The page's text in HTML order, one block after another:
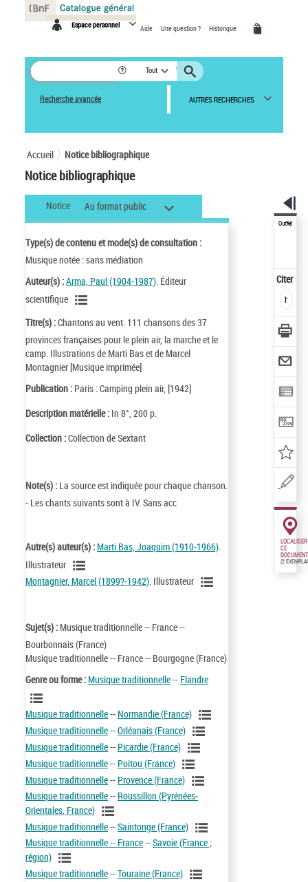
Espace personnel Aide Une question ? Historique
Tout
Recherche avancée AUTRES RECHERCHES
Accueil Notice bibliographique
Notice bibliographique
Notice Au format public
Type(s) de contenu et mode(s) de consultation :
Musique notée : sans médiation
Auteur(s) :Arma, Paul (1904-1987). Éditeur
scientifique
Titre(s) :Chantons au vent. 111 chansons des 37
provinces françaises pour le plein air, la marche et le
camp. Illustrations de Marti Bas et de Marcel
Montagnier [Musique imprimée]
Publication : Paris : Camping plein air, [1942]
Description matérielle : In 8°, 200 p.
Collection :Collection de Sextant
Note(s) : La source est indiquée pour chaque chanson.
- Les chants suivants sont à IV. Sans acc
Autre(s) auteur(s) : Marti Bas, Joaquim (1910-1966).
Illustrateur
Montagnier, Marcel (1899?-1942) . Illustrateur
Sujet(s) : Musique traditionnelle -- France --
Bourbonnais (France)
Musique traditionnelle -- France -- Bourgogne (France)
Genre ou forme : Musique traditionnelle-- Flandre
Musique traditionnelle-- Normandie (France)
Musique traditionnelle--Orléanais (France)
Musique traditionnelle-- Picardie (France)
Musique traditionnelle-- Poitou (France)
Musique traditionnelle-- Provence (France)
Musique traditionnelle-- Roussillon (Pyrénées-
Orientales, France)
Musique traditionnelle--Saintonge (France)
Musique traditionnelle -- France--Savoie (France ;
région)
Musique traditionnelle--Touraine (France)
Outils
Citer
LOCALISER
CE
DOCUMENT
(2
Panneau de gestion des cookies